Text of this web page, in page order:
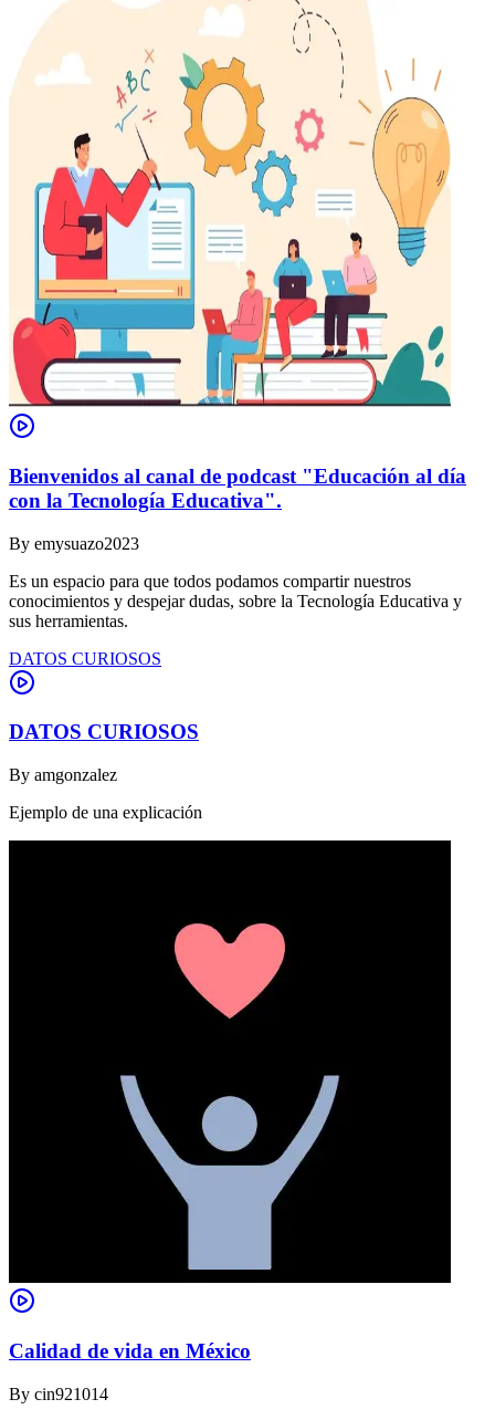
Bienvenidos al canal de podcast "Educación al día
con la Tecnología Educativa".
By emysuazo2023
Es un espacio para que todos podamos compartir nuestros
conocimientos y despejar dudas, sobre la Tecnología Educativa y
sus herramientas.
DATOS CURIOSOS
DATOS CURIOSOS
By amgonzalez
Ejemplo de una explicación
Calidad de vida en México
By cin921014